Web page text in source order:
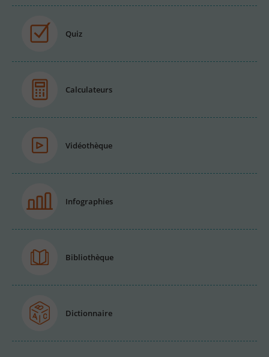
Quiz
Calculateurs
Vidéothèque
Infographies
Bibliothèque
Dictionnaire